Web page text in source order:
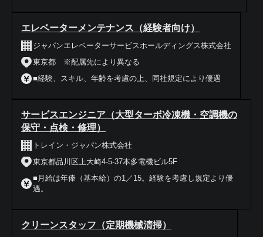
エレベーターメンテナンス（経験者向け）
ジャパンエレベーターサービスホールディングス株式会社
東京都 ※配属先により異なる
■経験、スキル、年齢を考慮の上、同社規定により優遇
サービスエンジニア（大型ターボ冷凍機・空調機の
保守・点検・修理）
トレイン・ジャパン株式会社
東京都品川区上大崎4-5-37本多電機ビル5F
■月給は年俸（基本給）の1／15。経験を考慮し規定より優
遇。
クリーンスタッフ（定期機械清掃）